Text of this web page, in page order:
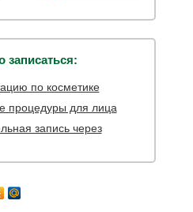
записаться:
по косметике
процедуры для лица
запись через